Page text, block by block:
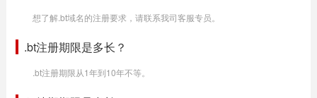
想了解.bt域名的注册要求，请联系我司客服专员。
.bt注册期限是多长？
.bt注册期限从1年到10年不等。